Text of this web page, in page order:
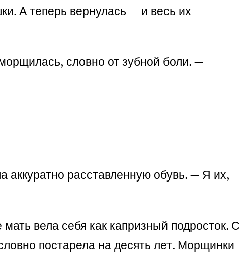
А теперь вернулась — и весь их
словно от зубной боли. —
расставленную обувь. — Я их,
вела себя как капризный подросток. С
постарела на десять лет. Морщинки